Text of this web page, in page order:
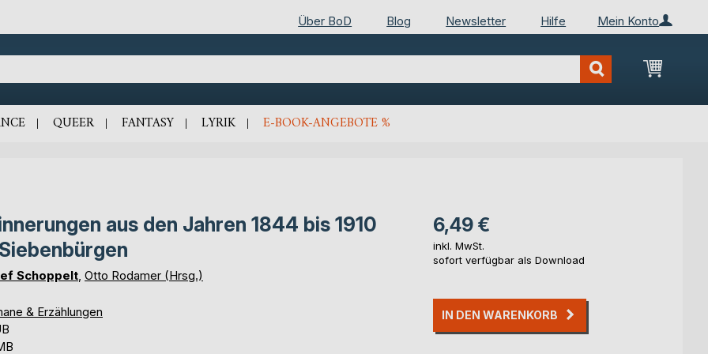
Mein Konto
Über BoD Blog Newsletter Hilfe
Mein
QUEER FANTASY LYRIK E-BOOK-ANGEBOTE %
aus den Jahren 1844 bis 1910
Schoppelt Otto Rodamer (Hrsg.)
& Erzählungen
6,49 €
inkl. MwSt.
sofort verfügbar als Download
IN DEN WARENKORB